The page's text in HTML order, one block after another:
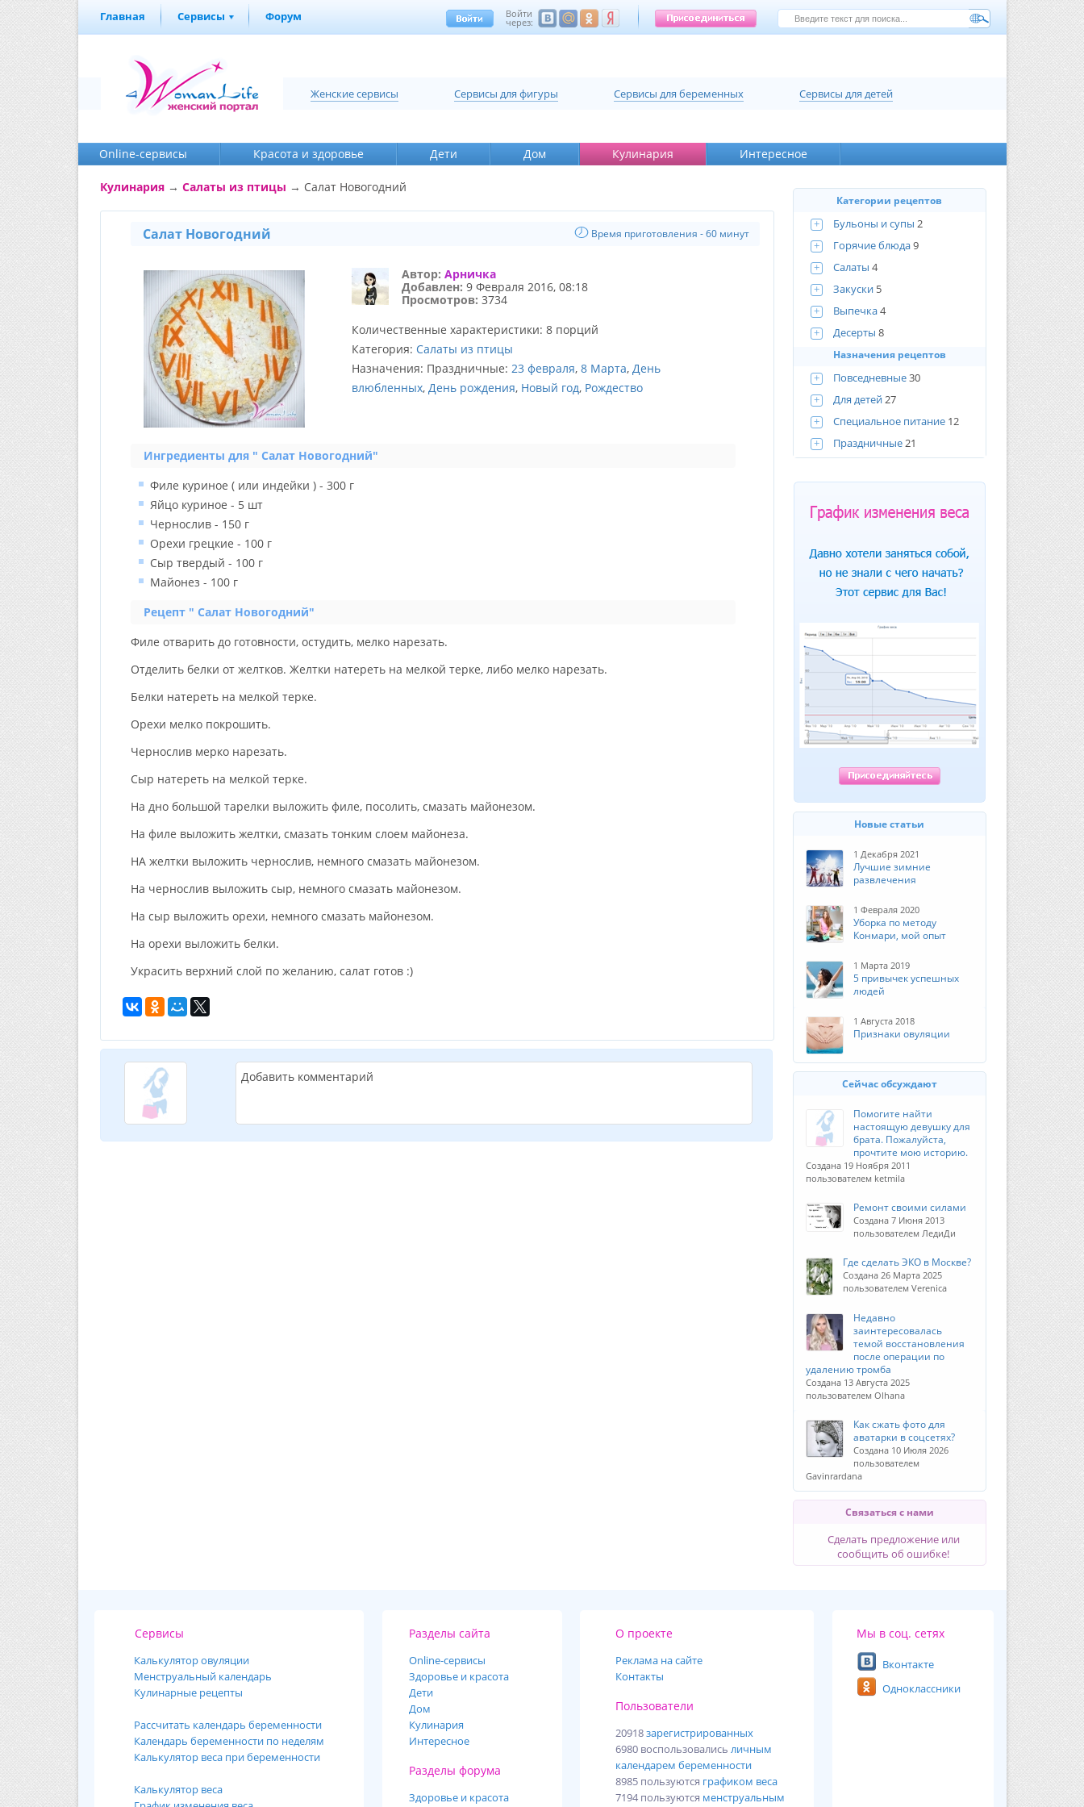
Главная Сервисы Форум Войти
через:
Женские сервисы Cервисы для фигуры Cервисы для беременных Сервисы для детей
Online-cервисы Красота и здоровье Дети Дом Кулинария Интересное
Кулинария→ Салаты из птицы → Салат Новогодний
Салат Новогодний Время приготовления - 60 минут
Автор: Арничка
Добавлен: 9 Февраля 2016, 08:18
Просмотров: 3734
Количественные характеристики: 8 порций
Категория: Салаты из птицы
Назначения: Праздничные: 23 февраля, 8 Марта, День
влюбленных, День рождения, Новый год, Рождество
Ингредиенты для " Салат Новогодний"
Филе куриное ( или индейки ) - 300 г
Яйцо куриное - 5 шт
Чернослив - 150 г
Орехи грецкие - 100 г
Сыр твердый - 100 г
Майонез - 100 г
Рецепт " Салат Новогодний"
Филе отварить до готовности, остудить, мелко нарезать.
Отделить белки от желтков. Желтки натереть на мелкой терке, либо мелко нарезать.
Белки натереть на мелкой терке.
Орехи мелко покрошить.
Чернослив мерко нарезать.
Сыр натереть на мелкой терке.
На дно большой тарелки выложить филе, посолить, смазать майонезом.
На филе выложить желтки, смазать тонким слоем майонеза.
НА желтки выложить чернослив, немного смазать майонезом.
На чернослив выложить сыр, немного смазать майонезом.
На сыр выложить орехи, немного смазать майонезом.
На орехи выложить белки.
Украсить верхний слой по желанию, салат готов :)
Добавить комментарий
Категории рецептов
+ Бульоны и супы 2
+
Горячие блюда9
+
Салаты 4
+
Закуски 5
+
Выпечка4
+
Десерты 8
Назначения рецептов
+ Повседневные30
+
Для детей27
+
Специальное питание 12
+
Праздничные21
Новые статьи
1 Декабря 2021
Лучшие зимние
развлечения
1 Февраля 2020
Уборка по методу
Конмари, мой опыт
1 Марта 2019
5 привычек успешных
людей
1 Августа 2018
Признаки овуляции
Сейчас обсуждают
Помогите найти
настоящую девушку для
брата. Пожалуйста,
прочтите мою историю.
Создана 19 Ноября 2011
пользователем ketmila
Ремонт своими силами
Создана 7 Июня 2013
пользователем ЛедиДи
Где сделать ЭКО в Москве?
Создана 26 Марта 2025
пользователем Verenica
Недавно
заинтересовалась
темой восстановления
после операции по
удалению тромба
Создана 13 Августа 2025
пользователем Olhana
Как сжать фото для
аватарки в соцсетях?
Создана 10 Июля 2026
пользователем
Gavinrardana
Связаться с нами
Сделать предложение или
сообщить об ошибке!
Сервисы
Калькулятор овуляции
Менструальный календарь
Кулинарные рецепты
Рассчитать календарь беременности
Календарь беременности по неделям
Калькулятор веса при беременности
Калькулятор веса
Разделы сайта
Online-cервисы
Здоровье и красота
Дети
Дом
Кулинария
Интересное
Разделы форума
Здоровье и красота
О проекте
Реклама на сайте
Контакты
Пользователи
20918зарегистрированных
6980 воспользовались личным
календарем беременности
8985 пользуются графиком веса
7194 пользуются менструальным
Мы в соц. сетях
Вконтакте
Одноклассники